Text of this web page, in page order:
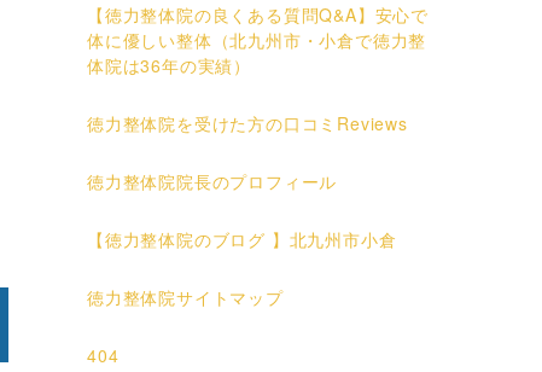
【徳力整体院の良くある質問Q&A】安心で
体に優しい整体（北九州市・小倉で徳力整
体院は36年の実績）
徳力整体院を受けた方の口コミReviews
徳力整体院院長のプロフィール
【徳力整体院のブログ 】北九州市小倉
徳力整体院サイトマップ
404